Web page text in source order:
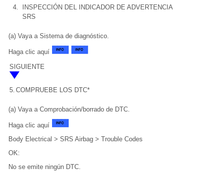
4.
INSPECCIÓN DEL INDICADOR DE ADVERTENCIA
SRS
(a) Vaya a Sistema de diagnóstico.
Haga clic aquí
SIGUIENTE
5. COMPRUEBE LOS DTC*
(a) Vaya a Comprobación/borrado de DTC.
Haga clic aquí
Body Electrical > SRS Airbag > Trouble Codes
OK:
No se emite ningún DTC.